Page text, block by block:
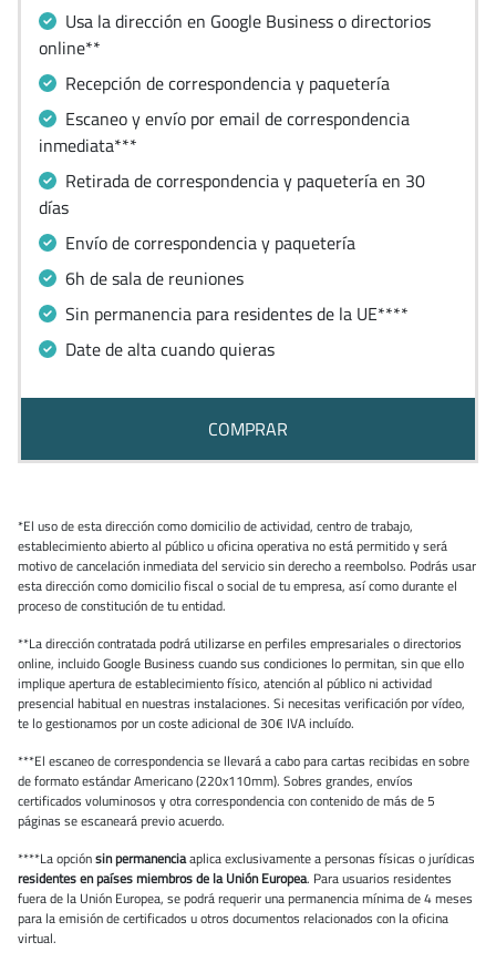
Usa la dirección en Google Business o directorios
online**
Recepción de correspondencia y paquetería
Escaneo y envío por email de correspondencia
inmediata***
Retirada de correspondencia y paquetería en 30
días
Envío de correspondencia y paquetería
6h de sala de reuniones
Sin permanencia para residentes de la UE****
Date de alta cuando quieras
COMPRAR
*El uso de esta dirección como domicilio de actividad, centro de trabajo,
establecimiento abierto al público u oficina operativa no está permitido y será
motivo de cancelación inmediata del servicio sin derecho a reembolso. Podrás usar
esta dirección como domicilio fiscal o social de tu empresa, así como durante el
proceso de constitución de tu entidad.
**La dirección contratada podrá utilizarse en perfiles empresariales o directorios
online, incluido Google Business cuando sus condiciones lo permitan, sin que ello
implique apertura de establecimiento físico, atención al público ni actividad
presencial habitual en nuestras instalaciones. Si necesitas verificación por vídeo,
te lo gestionamos por un coste adicional de 30€ IVA incluído.
***El escaneo de correspondencia se llevará a cabo para cartas recibidas en sobre
de formato estándar Americano (220x110mm). Sobres grandes, envíos
certificados voluminosos y otra correspondencia con contenido de más de 5
páginas se escaneará previo acuerdo.
****La opciónsin permanenciaaplica exclusivamente a personas físicas o jurídicas
residentes en países miembros de la Unión Europea. Para usuarios residentes
fuera de la Unión Europea, se podrá requerir una permanencia mínima de 4 meses
para la emisión de certificados u otros documentos relacionados con la oficina
virtual.